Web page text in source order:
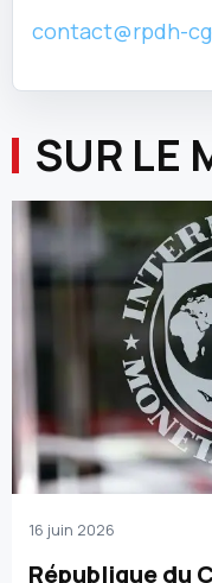
contact@rpdh-
SUR LE
16 juin 2026
République du